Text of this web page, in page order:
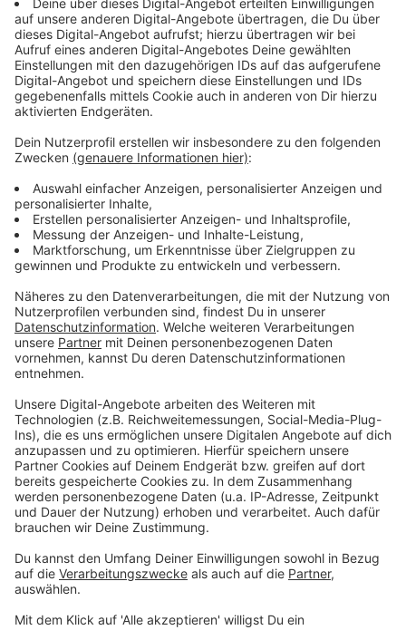
©RADIO NRW
Anzeige
Auch nach Bünde kommt die Crème de la Crème der
Comedy. In alphabetischer Reihenfolge hier das Who is
Who der besten Unterhaltung. Mit dabei sind Guido
Cantz, Lisa Feller und Hannes Höfer. Gerahmt und
gefeiert wie immer von Gastgeber Jürgen Bangert.
©RADIO NRW
Anzeige
Duisburg – 14. Oktober 2026
Weiter geht’s in Duisburg: Auch hier bringen wir euch
das Comedy Camp mit bekannten Acts wie Tony
Bauer, Patrick Nederkoorn und Hannes Höfer auf die
Bühne. Moderiert von Jürgen Bangert wird das ein
Abend voller Humor und guter Stimmung.
Anzeige